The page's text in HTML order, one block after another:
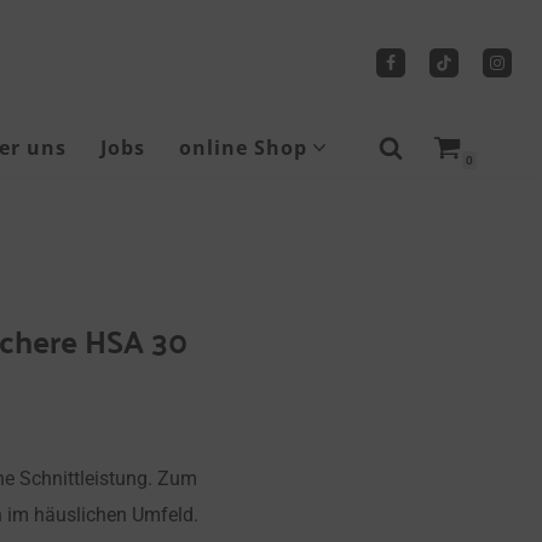
uns Jobs online Shop 0
HSA 30
Schnittleistung. Zum
im häuslichen Umfeld.